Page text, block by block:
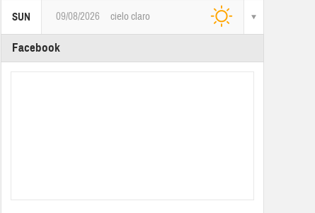
SUN 09/08/2026 cielo claro
Facebook